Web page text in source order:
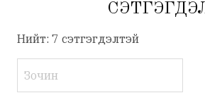
Нийт: 7 сэтгэгдэлтэй